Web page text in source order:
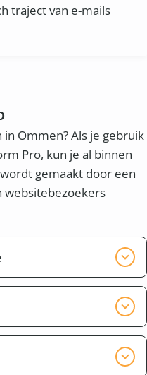
traject van e-mails
Ommen? Als je gebruik
Pro, kun je al binnen
gemaakt door een
websitebezoekers
bent met het
dat de website pas
bent.
waarschijnlijk ook
heet conversie. Je wilt